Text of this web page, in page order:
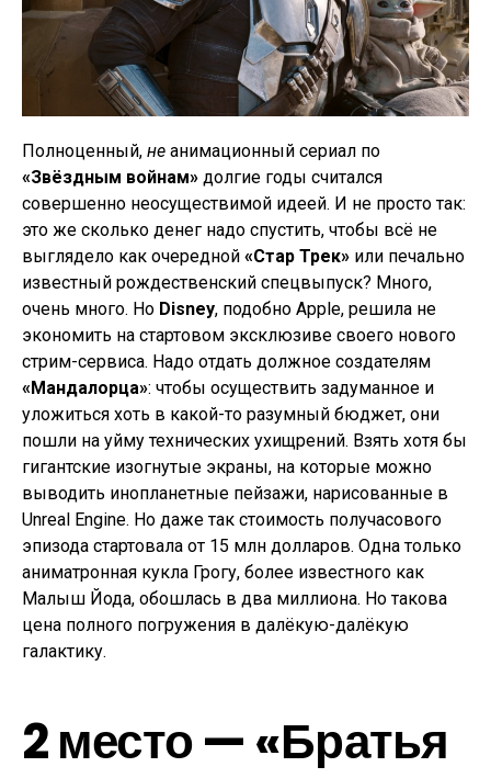
Полноценный, не анимационный сериал по
«Звёздным войнам» долгие годы считался
совершенно неосуществимой идеей. И не просто так:
это же сколько денег надо спустить, чтобы всё не
выглядело как очередной «Стар Трек» или печально
известный рождественский спецвыпуск? Много,
очень много. Но Disney, подобно Apple, решила не
экономить на стартовом эксклюзиве своего нового
стрим-сервиса. Надо отдать должное создателям
«Мандалорца»: чтобы осуществить задуманное и
уложиться хоть в какой-то разумный бюджет, они
пошли на уйму технических ухищрений. Взять хотя бы
гигантские изогнутые экраны, на которые можно
выводить инопланетные пейзажи, нарисованные в
Unreal Engine. Но даже так стоимость получасового
эпизода стартовала от 15 млн долларов. Одна только
аниматронная кукла Грогу, более известного как
Малыш Йода, обошлась в два миллиона. Но такова
цена полного погружения в далёкую-далёкую
галактику.
2 место — «Братья